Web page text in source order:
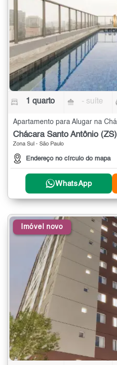
1 quarto - suíte
Chácara Santo Antônio (ZS)
Zona Sul - São Paulo
Endereço no círculo do mapa
WhatsApp
Imóvel novo